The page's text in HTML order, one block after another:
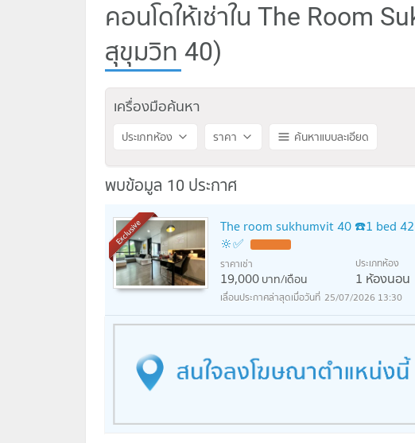
คอนโดให้เช่าใน The Room
สุขุมวิท 40)
เครื่องมือค้นหา
ประเภทห้อง ราคา ค้นหาแบบละเอียด
พบข้อมูล 10 ประกาศ
Exclusive
The room sukhumvit 40 ☎️1 bed
🔆✅
ราคาเช่า
19,000บาท/เดือน
ประเภทห้อง
1 ห้องนอน
25/07/2026 13:30